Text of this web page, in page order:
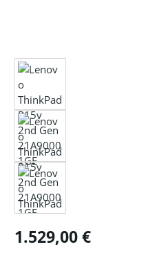
Regulärer Preis:
1.529,00 €